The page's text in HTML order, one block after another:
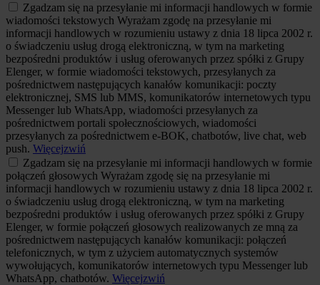
Zgadzam się na przesyłanie mi informacji handlowych w formie
wiadomości tekstowych Wyrażam zgodę na przesyłanie mi
informacji handlowych w rozumieniu ustawy z dnia 18 lipca 2002 r.
o świadczeniu usług drogą elektroniczną, w tym na marketing
bezpośredni produktów i usług oferowanych przez spółki z Grupy
Elenger, w formie wiadomości tekstowych, przesyłanych za
pośrednictwem następujących kanałów komunikacji: poczty
elektronicznej, SMS lub MMS, komunikatorów internetowych typu
Messenger lub WhatsApp, wiadomości przesyłanych za
pośrednictwem portali społecznościowych, wiadomości
przesyłanych za pośrednictwem e-BOK, chatbotów, live chat, web
push. Więcejzwiń
Zgadzam się na przesyłanie mi informacji handlowych w formie
połączeń głosowych Wyrażam zgodę się na przesyłanie mi
informacji handlowych w rozumieniu ustawy z dnia 18 lipca 2002 r.
o świadczeniu usług drogą elektroniczną, w tym na marketing
bezpośredni produktów i usług oferowanych przez spółki z Grupy
Elenger, w formie połączeń głosowych realizowanych ze mną za
pośrednictwem następujących kanałów komunikacji: połączeń
telefonicznych, w tym z użyciem automatycznych systemów
wywołujących, komunikatorów internetowych typu Messenger lub
WhatsApp, chatbotów. Więcejzwiń